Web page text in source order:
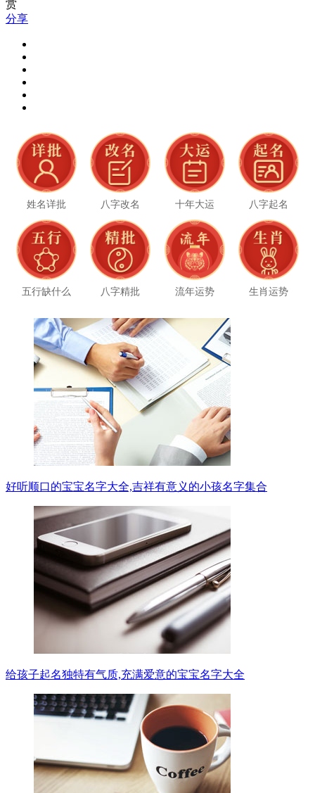
赏
分享
姓名详批 八字改名 十年大运 八字起名
五行缺什么 八字精批 流年运势 生肖运势
好听顺口的宝宝名字大全,吉祥有意义的小孩名字集合
给孩子起名独特有气质,充满爱意的宝宝名字大全